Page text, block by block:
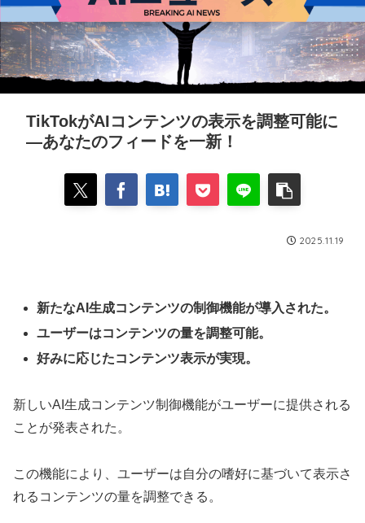
TikTokがAIコンテンツの表示を調整可能に
—あなたのフィードを一新！
2025.11.19
新たなAI生成コンテンツの制御機能が導入された。
ユーザーはコンテンツの量を調整可能。
好みに応じたコンテンツ表示が実現。
新しいAI生成コンテンツ制御機能がユーザーに提供される
ことが発表された。
この機能により、ユーザーは自分の嗜好に基づいて表示さ
れるコンテンツの量を調整できる。